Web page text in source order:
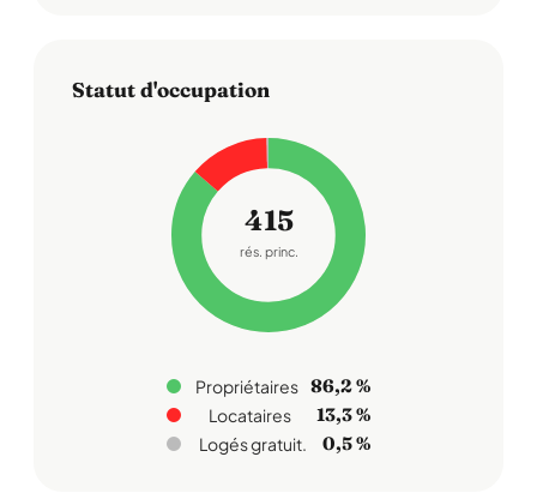
Statut d'occupation
415
rés. princ.
Propriétaires 86,2 %
Locataires 13,3 %
Logés gratuit. 0,5 %